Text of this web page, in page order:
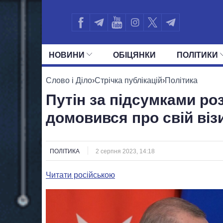
НОВИНИ ОБIЦЯНКИ ПОЛIТИКИ
УСІ ПОЛІТИКИ ПРЕЗИДЕНТ І ОФІС
Слово і Діло›Стрічка публікацій›Політика
Путін за підсумками
домовився про свій
ПОЛІТИКА 2 серпня 2023, 14:18
Читати російською